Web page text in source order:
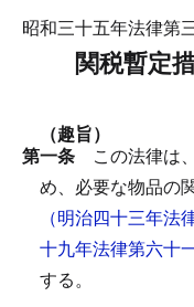
昭和三十五年法律第
関税暫定
（趣旨）
第一条
この法律は
め、必要な物品の
（明治四十三年法
十九年法律第六十
する。